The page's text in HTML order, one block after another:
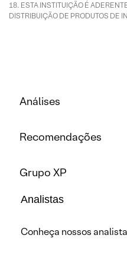
ESTA INSTITUIÇÃO É
DISTRIBUIÇÃO DE PRODUTOS DE
Análises
Recomendações
Grupo XP
Analistas
Conheça nossos